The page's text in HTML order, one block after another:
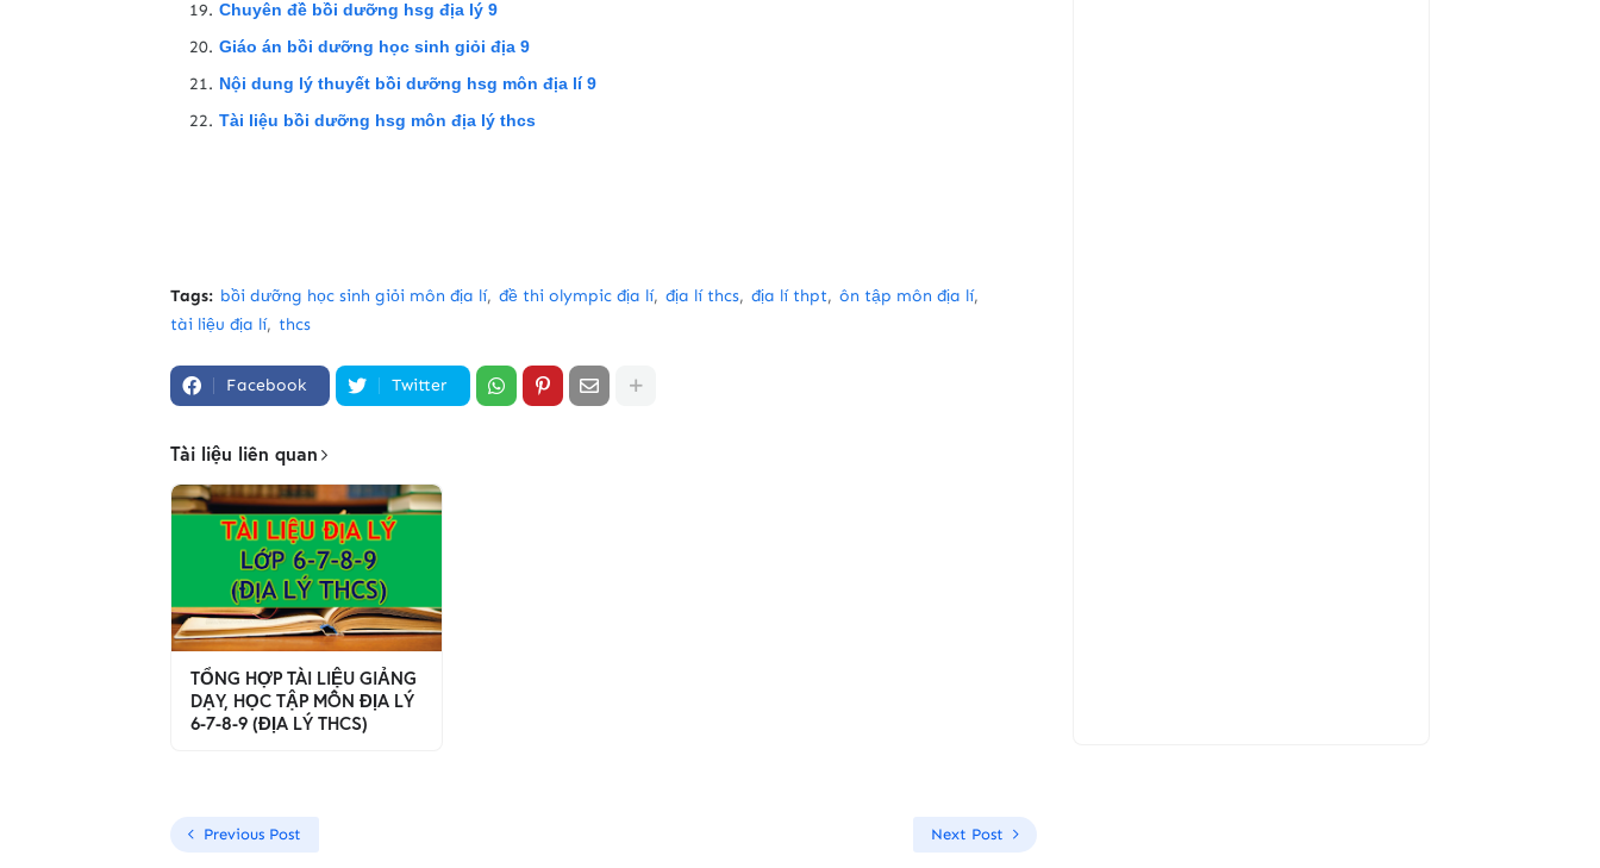
Chuyên đề bồi dưỡng hsg địa lý 9
Giáo án bồi dưỡng học sinh giỏi địa 9
Nội dung lý thuyết bồi dưỡng hsg môn địa lí 9
Tài liệu bồi dưỡng hsg môn địa lý thcs
Tags: bồi dưỡng học sinh giỏi môn địa lí đề thi olympic địa lí địa lí thcs địa lí thpt
ôn tập môn địa lí
tài liệu địa lí
thcs
Facebook Twitter
Tài liệu liên quan
TỔNG HỢP TÀI LIỆU GIẢNG
DẠY, HỌC TẬP MÔN ĐỊA LÝ
6-7-8-9 (ĐỊA LÝ THCS)
Previous Post Next Post